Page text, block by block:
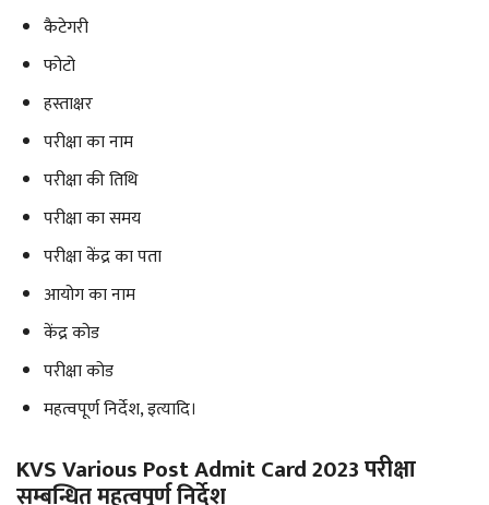
कैटेगरी
फोटो
हस्ताक्षर
परीक्षा का नाम
परीक्षा की तिथि
परीक्षा का समय
परीक्षा केंद्र का पता
आयोग का नाम
केंद्र कोड
परीक्षा कोड
महत्वपूर्ण निर्देश, इत्यादि।
KVS Various Post Admit Card 2023 परीक्षा
सम्बन्धित महत्वपूर्ण निर्देश